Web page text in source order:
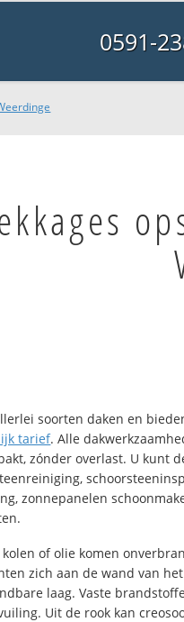
0591-
soorten daken en
tarief. Alle
zónder overlast. U kunt
zonnepanelen
of olie komen
zich aan de wand van
laag. Vaste
Uit de rook kan